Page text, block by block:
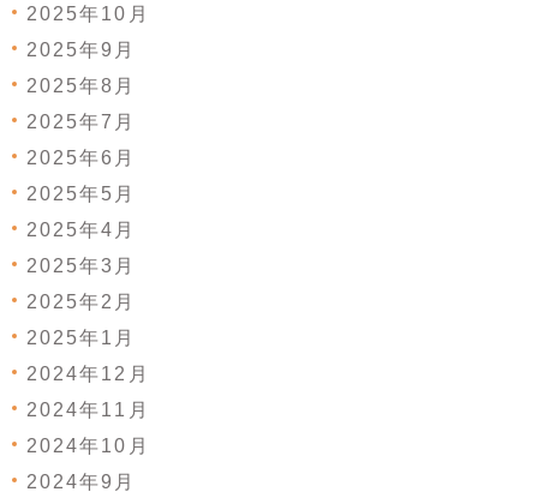
2025年10月
2025年9月
2025年8月
2025年7月
2025年6月
2025年5月
2025年4月
2025年3月
2025年2月
2025年1月
2024年12月
2024年11月
2024年10月
2024年9月